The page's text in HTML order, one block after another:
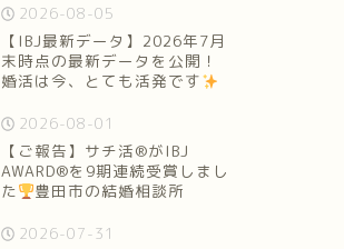
2026-08-05
【IBJ最新データ】2026年7月
末時点の最新データを公開！
婚活は今、とても活発です
2026-08-01
【ご報告】サチ活®がIBJ
AWARD®を9期連続受賞しまし
た
豊田市の結婚相談所
2026-07-31